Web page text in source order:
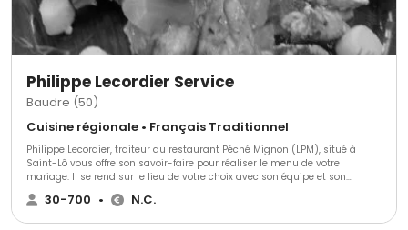
Philippe Lecordier Service
Baudre (50)
Cuisine régionale • Français Traditionnel
Philippe Lecordier, traiteur au restaurant Péché Mignon (LPM), situé à
Saint-Lô vous offre son savoir-faire pour réaliser le menu de votre
mariage. Il se rend sur le lieu de votre choix avec son équipe et son
équipement afin de vous fournir une prestation culinaire de premier choix.
Afin de faciliter les préparatifs de votre repas, Philippe Lecordier traiteur
30-700 • N.C.